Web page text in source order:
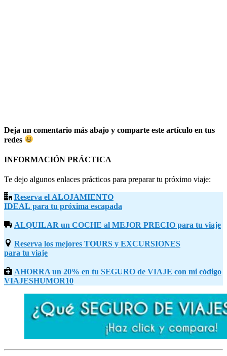
Deja un comentario más abajo y comparte este artículo en tus
redes
INFORMACIÓN PRÁCTICA
Te dejo algunos enlaces prácticos para preparar tu próximo viaje:
Reserva el ALOJAMIENTO
IDEAL para tu próxima escapada
ALQUILAR un COCHE al MEJOR PRECIO para tu viaje
Reserva los mejores TOURS y EXCURSIONES
para tu viaje
AHORRA un 20% en tu SEGURO de VIAJE con mi código
VIAJESHUMOR10